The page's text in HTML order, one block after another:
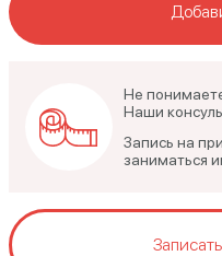
Не
Наши
Запись на
заниматься